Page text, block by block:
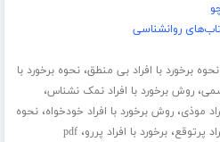
روانشناسی
نحوه برخورد با افراد بی منطق،نحوه برخورد با
،روش برخورد با افراد نمک نشناس،
موذی،روش برخورد با افراد خودخواه،نحوه
پرتوقع،برخورد با افراد پررو،pdf